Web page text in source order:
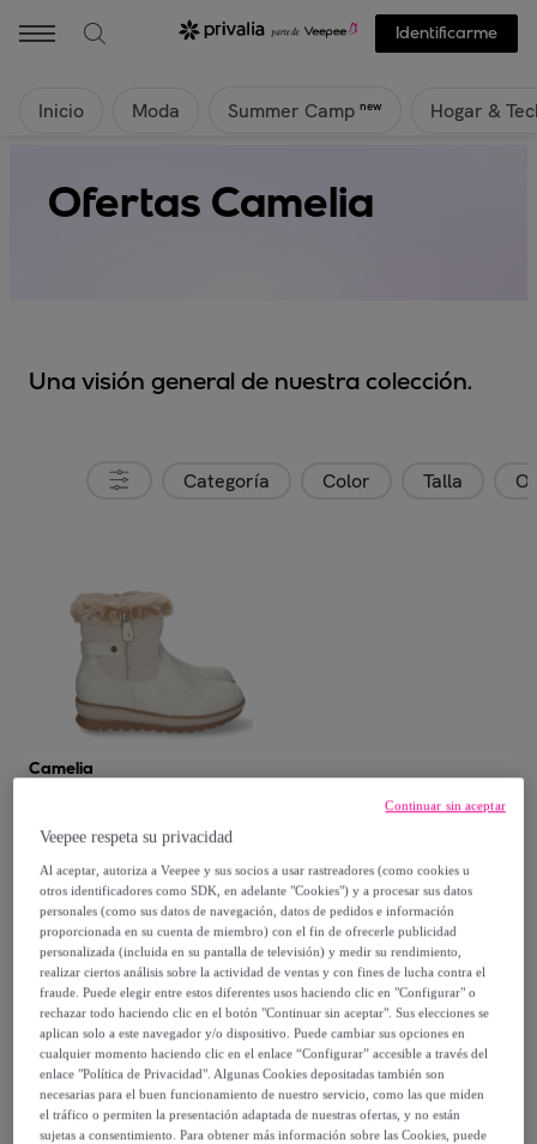
Identificarme
Inicio Moda Summer Camp new Hogar &
Ofertas Camelia
Una visión general de nuestra colección.
Categoría Color Talla
Camelia
Beige
39,99 €
79,98 € -50%
Compra rápida
Veepee respeta su privacidad
Al aceptar, autoriza a Veepee y sus socios a usar rastreadores (como cookies u
otros identificadores como SDK, en adelante "Cookies") y a procesar sus datos
personales (como sus datos de navegación, datos de pedidos e información
proporcionada en su cuenta de miembro) con el fin de ofrecerle publicidad
personalizada (incluida en su pantalla de televisión) y medir su rendimiento,
realizar ciertos análisis sobre la actividad de ventas y con fines de lucha contra el
fraude. Puede elegir entre estos diferentes usos haciendo clic en "Configurar" o
rechazar todo haciendo clic en el botón "Continuar sin aceptar". Sus elecciones se
aplican solo a este navegador y/o dispositivo. Puede cambiar sus opciones en
cualquier momento haciendo clic en el enlace “Configurar” accesible a través del
enlace "Política de Privacidad". Algunas Cookies depositadas también son
necesarias para el buen funcionamiento de nuestro servicio, como las que miden
el tráfico o permiten la presentación adaptada de nuestras ofertas, y no están
sujetas a consentimiento. Para obtener más información sobre las Cookies, puede
Continuar sin aceptar